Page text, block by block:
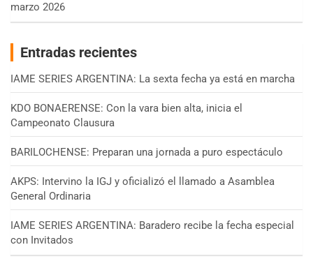
marzo 2026
Entradas recientes
IAME SERIES ARGENTINA: La sexta fecha ya está en marcha
KDO BONAERENSE: Con la vara bien alta, inicia el
Campeonato Clausura
BARILOCHENSE: Preparan una jornada a puro espectáculo
AKPS: Intervino la IGJ y oficializó el llamado a Asamblea
General Ordinaria
IAME SERIES ARGENTINA: Baradero recibe la fecha especial
con Invitados